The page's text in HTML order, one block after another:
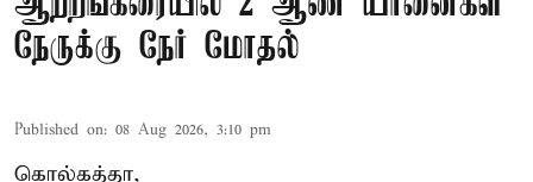
நேருக்கு நேர் மோதல்
Published on: 08 Aug 2026, 3:10 pm
கொல்கத்தா,